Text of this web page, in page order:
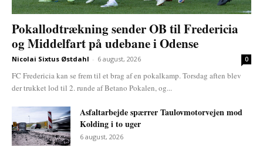
Pokallodtrækning sender OB til Fredericia
og Middelfart på udebane i Odense
Nicolai Sixtus Østdahl - 6 august, 2026 0
FC Fredericia kan se frem til et brag af en pokalkamp. Torsdag aften blev
der trukket lod til 2. runde af Betano Pokalen, og...
Asfaltarbejde spærrer Taulovmotorvejen mod
Kolding i to uger
6 august, 2026